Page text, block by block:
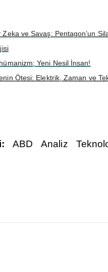
Zeka ve Savaş: Pentagon’un
Yeni Nesil İnsan!
Ötesi: Elektrik, Zaman ve
ABD Analiz